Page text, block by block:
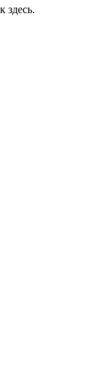
здесь.